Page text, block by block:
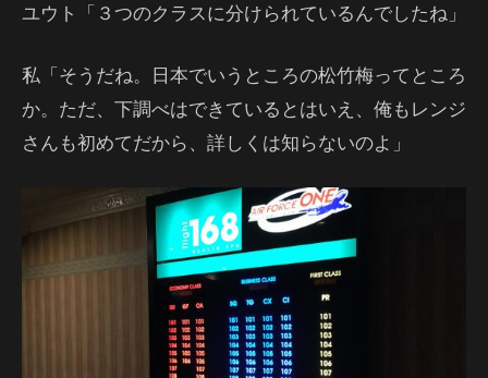
ユウト「３つのクラスに分けられているんでしたね」
私「そうだね。日本でいうところの松竹梅ってところ
か。ただ、下調べはできているとはいえ、俺もレンジ
さんも初めてだから、詳しくは知らないのよ」